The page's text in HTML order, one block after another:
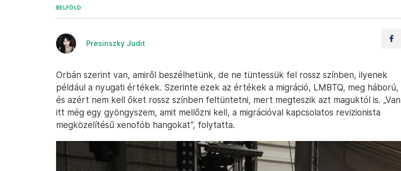
BELFÖLD
Presinszky Judit
Orbán szerint van, amiről beszélhetünk, de ne tüntessük fel rossz színben, ilyenek
például a nyugati értékek. Szerinte ezek az értékek a migráció, LMBTQ, meg háború,
és azért nem kell őket rossz színben feltüntetni, mert megteszik azt maguktól is. „Van
itt még egy gyöngyszem, amit mellőzni kell, a migrációval kapcsolatos revizionista
megközelítésű xenofób hangokat”, folytatta.